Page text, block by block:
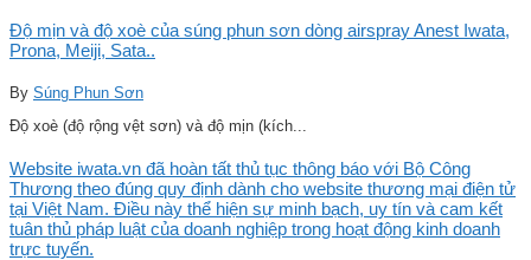
Độ mịn và độ xoè của súng phun sơn dòng airspray Anest Iwata,
Prona, Meiji, Sata..
By Súng Phun Sơn
Độ xoè (độ rộng vệt sơn) và độ mịn (kích...
Website iwata.vn đã hoàn tất thủ tục thông báo với Bộ Công
Thương theo đúng quy định dành cho website thương mại điện tử
tại Việt Nam. Điều này thể hiện sự minh bạch, uy tín và cam kết
tuân thủ pháp luật của doanh nghiệp trong hoạt động kinh doanh
trực tuyến.